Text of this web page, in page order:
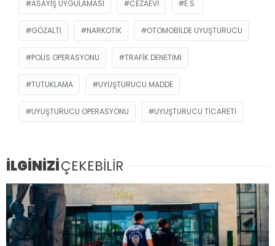
ASAYIŞ UYGULAMASI CEZAEVI E.S.
GÖZALTI NARKOTIK OTOMOBILDE UYUŞTURUCU
POLIS OPERASYONU TRAFIK DENETIMI
TUTUKLAMA UYUŞTURUCU MADDE
UYUŞTURUCU OPERASYONU UYUŞTURUCU TICARETI
İLGİNİZİÇEKEBİLİR